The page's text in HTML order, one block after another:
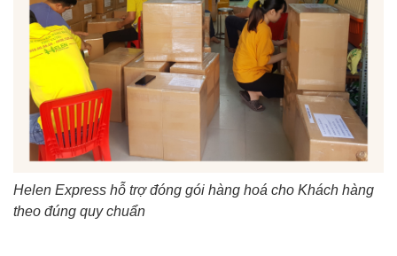
Helen Express hỗ trợ đóng gói hàng hoá cho Khách hàng
theo đúng quy chuẩn